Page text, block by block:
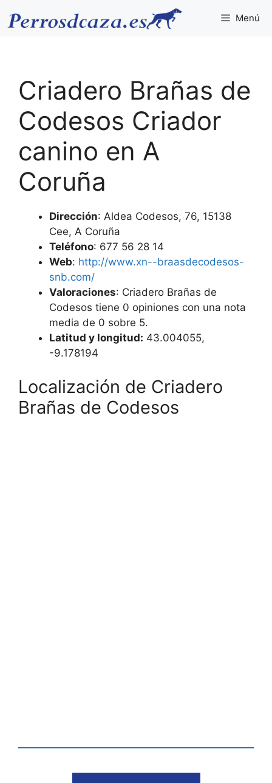
Menú
Criadero Brañas de
Codesos Criador
canino en A
Coruña
Dirección: Aldea Codesos, 76, 15138
Cee, A Coruña
Teléfono: 677 56 28 14
Web: http://www.xn--braasdecodesos-
snb.com/
Valoraciones: Criadero Brañas de
Codesos tiene 0 opiniones con una nota
media de 0 sobre 5.
Latitud y longitud: 43.004055,
-9.178194
Localización de Criadero
Brañas de Codesos